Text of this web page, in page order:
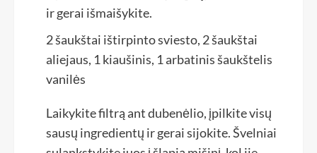
ir gerai išmaišykite.
2 šaukštai ištirpinto sviesto, 2 šaukštai
aliejaus, 1 kiaušinis, 1 arbatinis šaukštelis
vanilės
Laikykite filtrą ant dubenėlio, įpilkite visų
sausų ingredientų ir gerai sijokite. Švelniai